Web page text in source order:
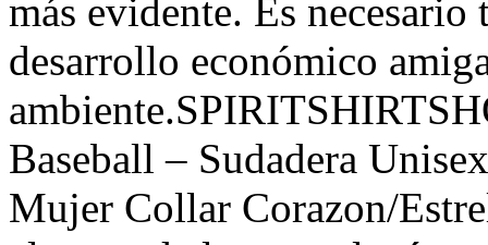
más evidente. Es
desarrollo económico
Baseball – Sudadera
Mujer Collar Corazon/